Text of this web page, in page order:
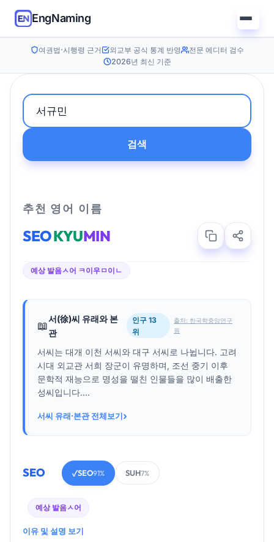
EngNaming
여권법·시행령 근거 외교부 공식 통계 반영
전문 에디터 검수
2026년 최신 기준
검색
추천 영어 이름
SEOKYUMIN
예상 발음ㅅ어 ㅋ이우ㅁ이ㄴ
📖
서(徐)씨 유래와 본
관
인구 13
위
출처: 한국학중앙연구
원
서씨는 대개 이천 서씨와 대구 서씨로 나뉩니다. 고려
시대 외교관 서희 장군이 유명하며, 조선 중기 이후
문학적 재능으로 명성을 떨친 인물들을 많이 배출한
성씨입니다....
서씨 유래·본관 전체보기›
SEO ✓SEO91% SUH7%
예상 발음ㅅ어
이유 및 설명 보기